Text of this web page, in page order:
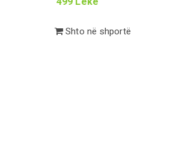
Shto në shportë